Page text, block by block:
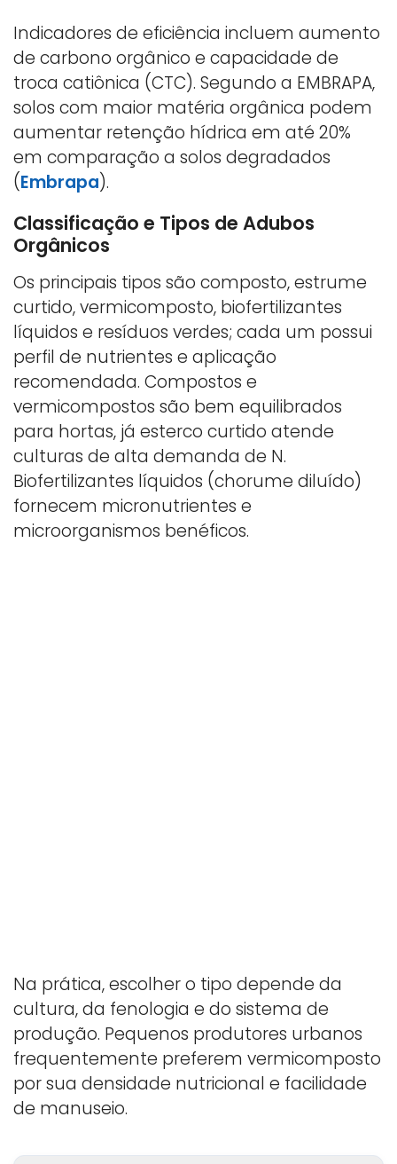
Indicadores de eficiência incluem aumento
de carbono orgânico e capacidade de
troca catiônica (CTC). Segundo a EMBRAPA,
solos com maior matéria orgânica podem
aumentar retenção hídrica em até 20%
em comparação a solos degradados
(Embrapa).
Classificação e Tipos de Adubos
Orgânicos
Os principais tipos são composto, estrume
curtido, vermicomposto, biofertilizantes
líquidos e resíduos verdes; cada um possui
perfil de nutrientes e aplicação
recomendada. Compostos e
vermicompostos são bem equilibrados
para hortas, já esterco curtido atende
culturas de alta demanda de N.
Biofertilizantes líquidos (chorume diluído)
fornecem micronutrientes e
microorganismos benéficos.
Na prática, escolher o tipo depende da
cultura, da fenologia e do sistema de
produção. Pequenos produtores urbanos
frequentemente preferem vermicomposto
por sua densidade nutricional e facilidade
de manuseio.